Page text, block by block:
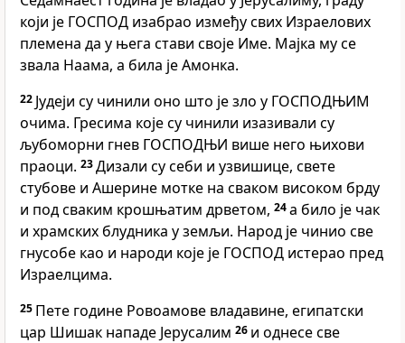
који је ГОСПОД изабрао између свих Израелових
племена да у њега стави своје Име. Мајка му се
звала Наама, а била је Амонка.
22 Јудеји су чинили оно што је зло у ГОСПОДЊИМ
очима. Гресима које су чинили изазивали су
љубоморни гнев ГОСПОДЊИ више него њихови
праоци. 23Дизали су себи и узвишице, свете
стубове и Ашерине мотке на сваком високом брду
и под сваким крошњатим дрветом, 24а било је чак
и храмских блудника у земљи. Народ је чинио све
гнусобе као и народи које је ГОСПОД истерао пред
Израелцима.
25 Пете године Ровоамове владавине, египатски
цар Шишак нападе Јерусалим 26 и однесе све